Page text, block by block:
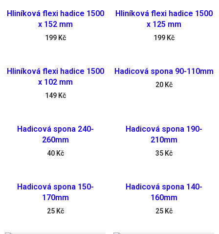
Hliníková flexi hadice 1500
x 152 mm
199 Kč
Hliníková flexi hadice 1500
x 125 mm
199 Kč
Hliníková flexi hadice 1500
x 102 mm
149 Kč
Hadicová spona 90-110mm
20 Kč
Hadicová spona 240-
260mm
40 Kč
Hadicová spona 190-
210mm
35 Kč
Hadicová spona 150-
170mm
25 Kč
Hadicová spona 140-
160mm
25 Kč